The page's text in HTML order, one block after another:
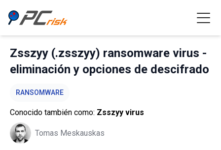
Zsszyy (.zsszyy) ransomware virus -
eliminación y opciones de descifrado
RANSOMWARE
Conocido también como: Zsszyy virus
Tomas Meskauskas